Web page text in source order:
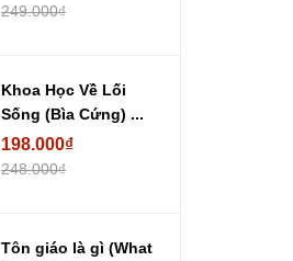
249.000₫
Khoa Học Về Lối
Sống (Bìa Cứng) ...
198.000₫
248.000₫
Tôn giáo là gì (What